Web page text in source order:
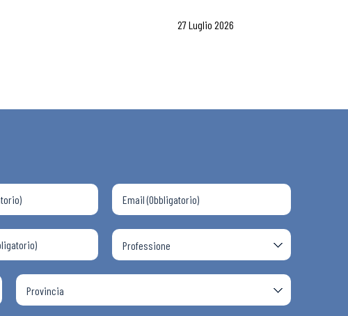
27 Luglio 2026